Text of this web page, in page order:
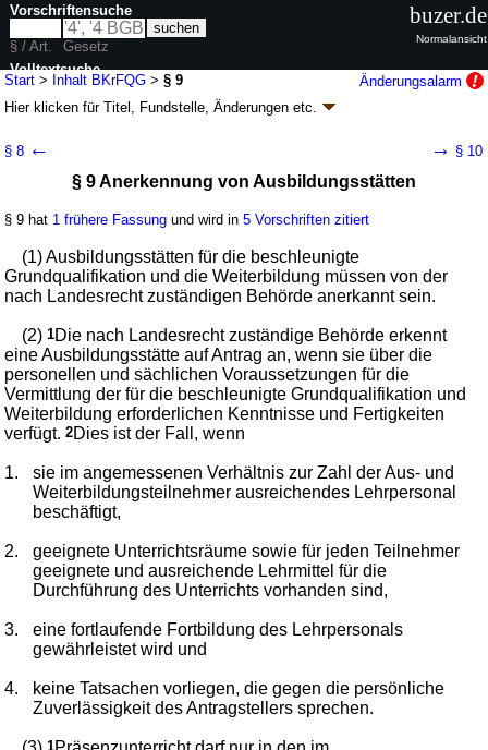
Start > Inhalt BKrFQG >§ 9
Änderungsalarm
Hier klicken fürTitel, Fundstelle, Änderungen etc.
(BKrFQG)
Artikel 1 G. v. 26.11.2020BGBl. I S. 2575(Nr. 56); zuletzt geändert durch
Geltung ab 02.12.2020, abweichend sieheArtikel 4; FNA: 9231-15
8 weitere Fassungen | Drucksachen / Entwurf / Begründung
wird in 29 Vorschriften zitiert
§ 8 ← → § 10
§ 9 Anerkennung von Ausbildungsstätten
§ 9 hat 1 frühere Fassung und wird in5 Vorschriften zitiert
(1) Ausbildungsstätten für die beschleunigte
Grundqualifikation und die Weiterbildung müssen von der
nach Landesrecht zuständigen Behörde anerkannt sein.
(2)1Die nach Landesrecht zuständige Behörde erkennt
eine Ausbildungsstätte auf Antrag an, wenn sie über die
personellen und sächlichen Voraussetzungen für die
Vermittlung der für die beschleunigte Grundqualifikation und
Weiterbildung erforderlichen Kenntnisse und Fertigkeiten
verfügt.2Dies ist der Fall, wenn
1.
sie im angemessenen Verhältnis zur Zahl der Aus- und
Weiterbildungsteilnehmer ausreichendes Lehrpersonal
beschäftigt,
2.
geeignete Unterrichtsräume sowie für jeden Teilnehmer
geeignete und ausreichende Lehrmittel für die
Durchführung des Unterrichts vorhanden sind,
3.
eine fortlaufende Fortbildung des Lehrpersonals
gewährleistet wird und
4.
keine Tatsachen vorliegen, die gegen die persönliche
Zuverlässigkeit des Antragstellers sprechen.
1
Vorschriftensuche
§ / Art.
Gesetz
Volltextsuche
nur in BKrFQG
buzer.de
Normalansicht